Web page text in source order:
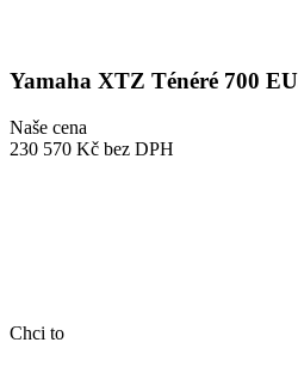
Yamaha XTZ Ténéré 700
Naše cena
230 570 Kč bez DPH
Chci to